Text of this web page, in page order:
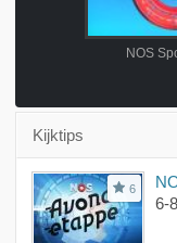
NOS
Kijktips
6
6-